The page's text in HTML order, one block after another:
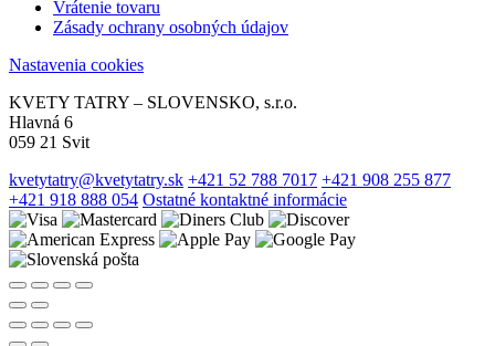
Vrátenie tovaru
Zásady ochrany osobných údajov
Nastavenia cookies
KVETY TATRY – SLOVENSKO, s.r.o.
Hlavná 6
059 21 Svit
kvetytatry@kvetytatry.sk +421 52 788 7017 +421 908 255 877
+421 918 888 054 Ostatné kontaktné informácie